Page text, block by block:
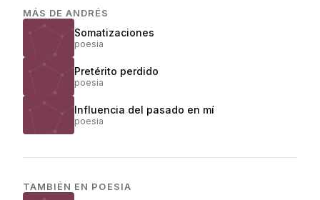
MÁS DEANDRÉS
Somatizaciones
poesia
Pretérito perdido
poesia
Influencia del pasado en mí
poesia
TAMBIÉN EN POESIA